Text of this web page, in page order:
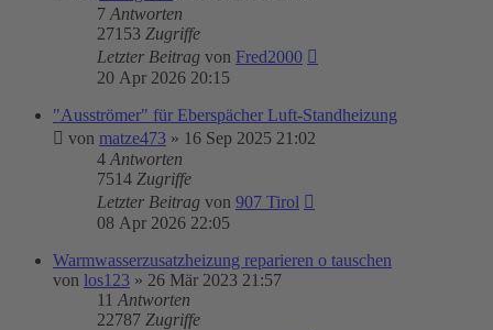
7 Antworten
27153 Zugriffe
Letzter Beitrag von Fred2000
20 Apr 2026 20:15
"Ausströmer" für Eberspächer Luft-Standheizung
von matze473 » 16 Sep 2025 21:02
4 Antworten
7514 Zugriffe
Letzter Beitrag von 907 Tirol
08 Apr 2026 22:05
Warmwasserzusatzheizung reparieren o tauschen
von los123 » 26 Mär 2023 21:57
11 Antworten
22787 Zugriffe